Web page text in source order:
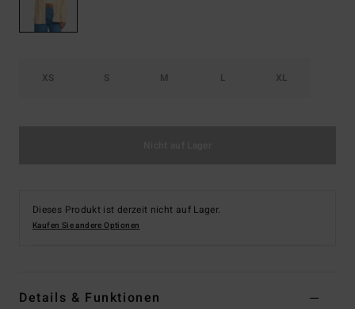
XS S M L XL
Dieses Produkt ist derzeit nicht auf Lager.
Kaufen Sie andere Optionen
Details & Funktionen